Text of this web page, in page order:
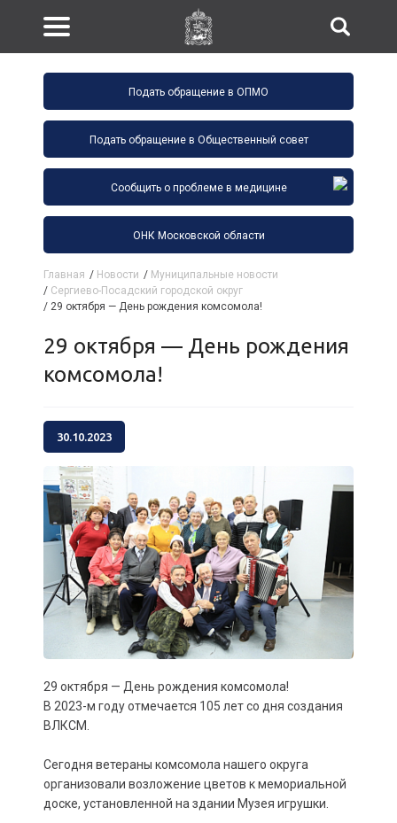
Подать обращение в ОПМО
Подать обращение в Общественный совет
Сообщить о проблеме в медицине
ОНК Московской области
Главная / Новости / Муниципальные новости
/ Сергиево-Посадский городской округ
/ 29 октября — День рождения комсомола!
29 октября — День рождения
комсомола!
30.10.2023
29 октября — День рождения комсомола!
В 2023-м году отмечается 105 лет со дня создания
ВЛКСМ.
Сегодня ветераны комсомола нашего округа
организовали возложение цветов к мемориальной
доске, установленной на здании Музея игрушки.